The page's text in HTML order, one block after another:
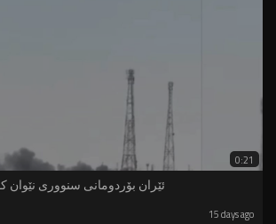
0:21
ئێران بۆردومانی سنووری
15 days ago